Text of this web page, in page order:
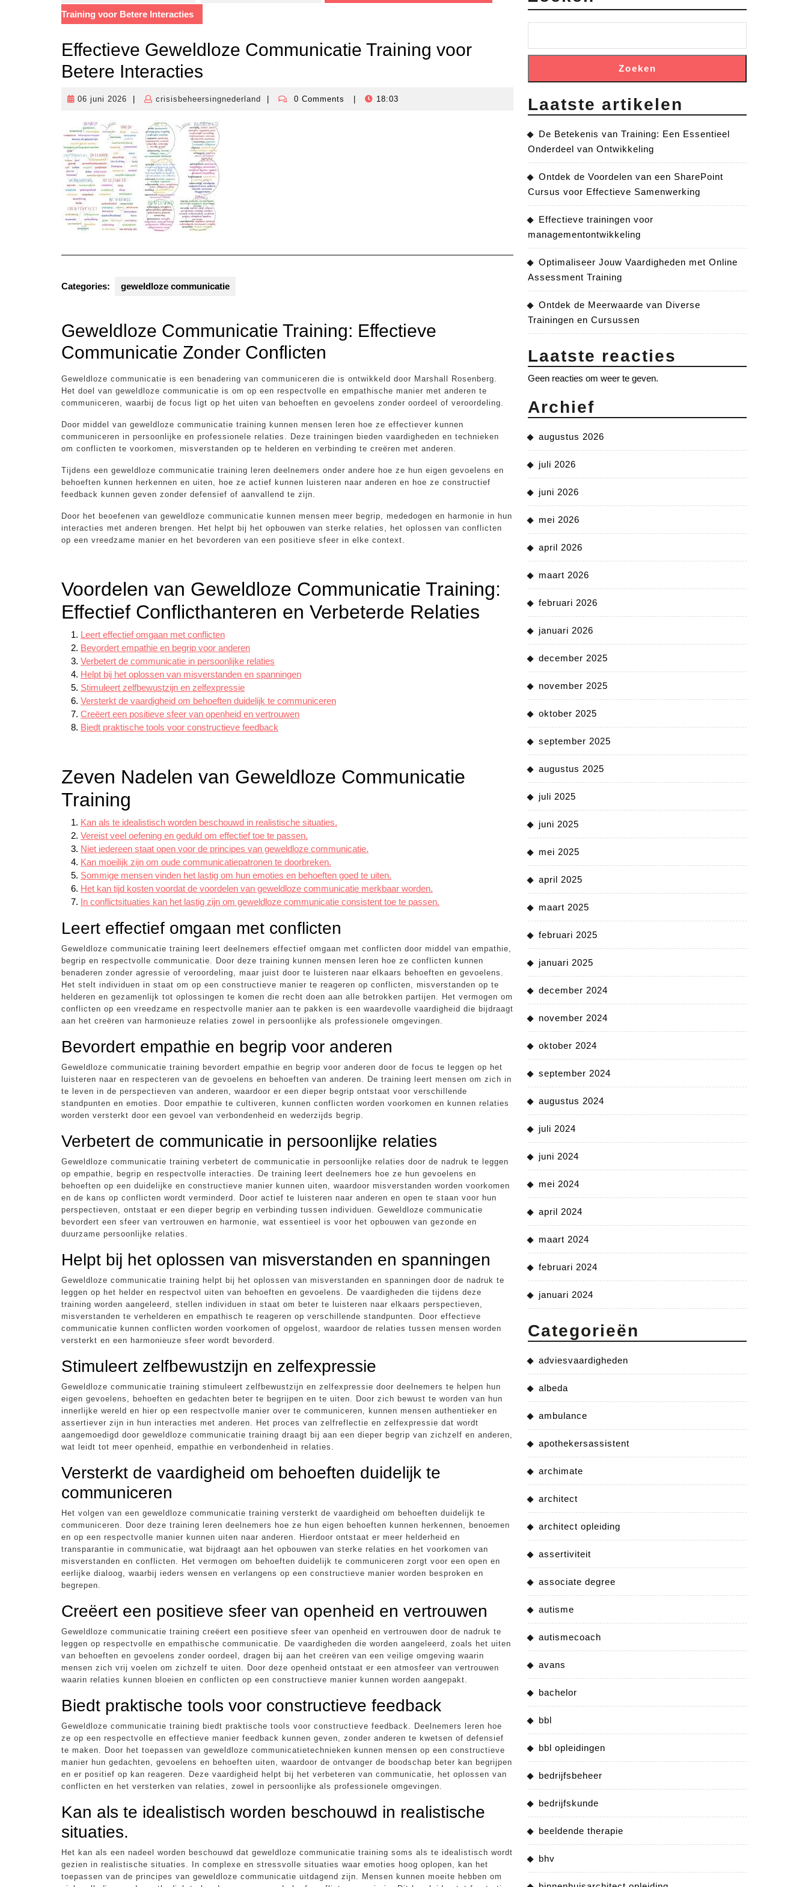
Training voor Betere Interacties
Effectieve Geweldloze Communicatie Training voor
Betere Interacties
06 juni 2026
06
2026
crisisbeheersingnederland
crisisbeheersingnederland
0 Comments 18:03
Categories: geweldloze communicatie
Geweldloze Communicatie Training: Effectieve
Communicatie Zonder Conflicten
Geweldloze communicatie is een benadering van communiceren die is ontwikkeld door Marshall Rosenberg.
Het doel van geweldloze communicatie is om op een respectvolle en empathische manier met anderen te
communiceren, waarbij de focus ligt op het uiten van behoeften en gevoelens zonder oordeel of veroordeling.
Door middel van geweldloze communicatie training kunnen mensen leren hoe ze effectiever kunnen
communiceren in persoonlijke en professionele relaties. Deze trainingen bieden vaardigheden en technieken
om conflicten te voorkomen, misverstanden op te helderen en verbinding te creëren met anderen.
Tijdens een geweldloze communicatie training leren deelnemers onder andere hoe ze hun eigen gevoelens en
behoeften kunnen herkennen en uiten, hoe ze actief kunnen luisteren naar anderen en hoe ze constructief
feedback kunnen geven zonder defensief of aanvallend te zijn.
Door het beoefenen van geweldloze communicatie kunnen mensen meer begrip, mededogen en harmonie in hun
interacties met anderen brengen. Het helpt bij het opbouwen van sterke relaties, het oplossen van conflicten
op een vreedzame manier en het bevorderen van een positieve sfeer in elke context.
Voordelen van Geweldloze Communicatie Training:
Effectief Conflicthanteren en Verbeterde Relaties
Leert effectief omgaan met conflicten
Bevordert empathie en begrip voor anderen
Verbetert de communicatie in persoonlijke relaties
Helpt bij het oplossen van misverstanden en spanningen
Stimuleert zelfbewustzijn en zelfexpressie
Versterkt de vaardigheid om behoeften duidelijk te communiceren
Creëert een positieve sfeer van openheid en vertrouwen
Biedt praktische tools voor constructieve feedback
Zeven Nadelen van Geweldloze Communicatie
Training
Kan als te idealistisch worden beschouwd in realistische situaties.
Vereist veel oefening en geduld om effectief toe te passen.
Niet iedereen staat open voor de principes van geweldloze communicatie.
Kan moeilijk zijn om oude communicatiepatronen te doorbreken.
Sommige mensen vinden het lastig om hun emoties en behoeften goed te uiten.
Het kan tijd kosten voordat de voordelen van geweldloze communicatie merkbaar worden.
In conflictsituaties kan het lastig zijn om geweldloze communicatie consistent toe te passen.
Leert effectief omgaan met conflicten
Geweldloze communicatie training leert deelnemers effectief omgaan met conflicten door middel van empathie,
begrip en respectvolle communicatie. Door deze training kunnen mensen leren hoe ze conflicten kunnen
benaderen zonder agressie of veroordeling, maar juist door te luisteren naar elkaars behoeften en gevoelens.
Het stelt individuen in staat om op een constructieve manier te reageren op conflicten, misverstanden op te
helderen en gezamenlijk tot oplossingen te komen die recht doen aan alle betrokken partijen. Het vermogen om
conflicten op een vreedzame en respectvolle manier aan te pakken is een waardevolle vaardigheid die bijdraagt
aan het creëren van harmonieuze relaties zowel in persoonlijke als professionele omgevingen.
Bevordert empathie en begrip voor anderen
Geweldloze communicatie training bevordert empathie en begrip voor anderen door de focus te leggen op het
luisteren naar en respecteren van de gevoelens en behoeften van anderen. De training leert mensen om zich in
te leven in de perspectieven van anderen, waardoor er een dieper begrip ontstaat voor verschillende
standpunten en emoties. Door empathie te cultiveren, kunnen conflicten worden voorkomen en kunnen relaties
worden versterkt door een gevoel van verbondenheid en wederzijds begrip.
Verbetert de communicatie in persoonlijke relaties
Geweldloze communicatie training verbetert de communicatie in persoonlijke relaties door de nadruk te leggen
op empathie, begrip en respectvolle interacties. De training leert deelnemers hoe ze hun gevoelens en
behoeften op een duidelijke en constructieve manier kunnen uiten, waardoor misverstanden worden voorkomen
en de kans op conflicten wordt verminderd. Door actief te luisteren naar anderen en open te staan voor hun
perspectieven, ontstaat er een dieper begrip en verbinding tussen individuen. Geweldloze communicatie
bevordert een sfeer van vertrouwen en harmonie, wat essentieel is voor het opbouwen van gezonde en
duurzame persoonlijke relaties.
Helpt bij het oplossen van misverstanden en spanningen
Geweldloze communicatie training helpt bij het oplossen van misverstanden en spanningen door de nadruk te
leggen op het helder en respectvol uiten van behoeften en gevoelens. De vaardigheden die tijdens deze
training worden aangeleerd, stellen individuen in staat om beter te luisteren naar elkaars perspectieven,
misverstanden te verhelderen en empathisch te reageren op verschillende standpunten. Door effectieve
communicatie kunnen conflicten worden voorkomen of opgelost, waardoor de relaties tussen mensen worden
versterkt en een harmonieuze sfeer wordt bevorderd.
Stimuleert zelfbewustzijn en zelfexpressie
Geweldloze communicatie training stimuleert zelfbewustzijn en zelfexpressie door deelnemers te helpen hun
eigen gevoelens, behoeften en gedachten beter te begrijpen en te uiten. Door zich bewust te worden van hun
innerlijke wereld en hier op een respectvolle manier over te communiceren, kunnen mensen authentieker en
assertiever zijn in hun interacties met anderen. Het proces van zelfreflectie en zelfexpressie dat wordt
aangemoedigd door geweldloze communicatie training draagt bij aan een dieper begrip van zichzelf en anderen,
wat leidt tot meer openheid, empathie en verbondenheid in relaties.
Versterkt de vaardigheid om behoeften duidelijk te
communiceren
Het volgen van een geweldloze communicatie training versterkt de vaardigheid om behoeften duidelijk te
communiceren. Door deze training leren deelnemers hoe ze hun eigen behoeften kunnen herkennen, benoemen
en op een respectvolle manier kunnen uiten naar anderen. Hierdoor ontstaat er meer helderheid en
transparantie in communicatie, wat bijdraagt aan het opbouwen van sterke relaties en het voorkomen van
misverstanden en conflicten. Het vermogen om behoeften duidelijk te communiceren zorgt voor een open en
eerlijke dialoog, waarbij ieders wensen en verlangens op een constructieve manier worden besproken en
begrepen.
Creëert een positieve sfeer van openheid en vertrouwen
Geweldloze communicatie training creëert een positieve sfeer van openheid en vertrouwen door de nadruk te
leggen op respectvolle en empathische communicatie. De vaardigheden die worden aangeleerd, zoals het uiten
van behoeften en gevoelens zonder oordeel, dragen bij aan het creëren van een veilige omgeving waarin
mensen zich vrij voelen om zichzelf te uiten. Door deze openheid ontstaat er een atmosfeer van vertrouwen
waarin relaties kunnen bloeien en conflicten op een constructieve manier kunnen worden aangepakt.
Biedt praktische tools voor constructieve feedback
Geweldloze communicatie training biedt praktische tools voor constructieve feedback. Deelnemers leren hoe
ze op een respectvolle en effectieve manier feedback kunnen geven, zonder anderen te kwetsen of defensief
te maken. Door het toepassen van geweldloze communicatietechnieken kunnen mensen op een constructieve
manier hun gedachten, gevoelens en behoeften uiten, waardoor de ontvanger de boodschap beter kan begrijpen
en er positief op kan reageren. Deze vaardigheid helpt bij het verbeteren van communicatie, het oplossen van
conflicten en het versterken van relaties, zowel in persoonlijke als professionele omgevingen.
Kan als te idealistisch worden beschouwd in realistische
situaties.
Het kan als een nadeel worden beschouwd dat geweldloze communicatie training soms als te idealistisch wordt
gezien in realistische situaties. In complexe en stressvolle situaties waar emoties hoog oplopen, kan het
toepassen van de principes van geweldloze communicatie uitdagend zijn. Mensen kunnen moeite hebben om
Zoeken
Laatste artikelen
De Betekenis van Training: Een Essentieel
Onderdeel van Ontwikkeling
Ontdek de Voordelen van een SharePoint
Cursus voor Effectieve Samenwerking
Effectieve trainingen voor
managementontwikkeling
Optimaliseer Jouw Vaardigheden met Online
Assessment Training
Ontdek de Meerwaarde van Diverse
Trainingen en Cursussen
Laatste reacties
Geen reacties om weer te geven.
Archief
augustus 2026
juli 2026
juni 2026
mei 2026
april 2026
maart 2026
februari 2026
januari 2026
december 2025
november 2025
oktober 2025
september 2025
augustus 2025
juli 2025
juni 2025
mei 2025
april 2025
maart 2025
februari 2025
januari 2025
december 2024
november 2024
oktober 2024
september 2024
augustus 2024
juli 2024
juni 2024
mei 2024
april 2024
maart 2024
februari 2024
januari 2024
Categorieën
adviesvaardigheden
albeda
ambulance
apothekersassistent
archimate
architect
architect opleiding
assertiviteit
associate degree
autisme
autismecoach
avans
bachelor
bbl
bbl opleidingen
bedrijfsbeheer
bedrijfskunde
beeldende therapie
bhv